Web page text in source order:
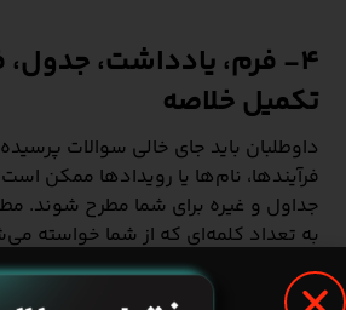
4- فرم، یادداشت، جدول،
تکمیل خلاصه
داوطلبان باید جای خالی سوالات
فرآیندها، نام‌ها یا رویدادها ممکن
جداول و غیره برای شما مطرح شوند.
به تعداد کلمه‌ای که از شما خواسته
اگر از حد مجاز کلمات، بیشتر بنویسید،
داد.